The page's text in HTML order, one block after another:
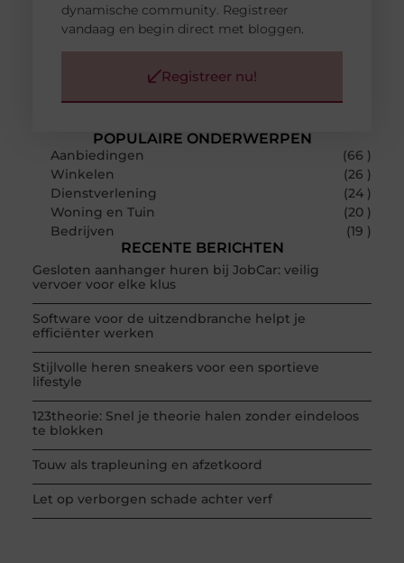
POPULAIRE ONDERWERPEN
Aanbiedingen
(66 )
Winkelen
(26 )
Dienstverlening
(24 )
Woning en Tuin
(20 )
Bedrijven
(19 )
RECENTE BERICHTEN
Gesloten aanhanger huren bij JobCar: veilig
vervoer voor elke klus
Software voor de uitzendbranche helpt je
efficiënter werken
Stijlvolle heren sneakers voor een sportieve
lifestyle
123theorie: Snel je theorie halen zonder eindeloos
te blokken
Touw als trapleuning en afzetkoord
Let op verborgen schade achter verf
dynamische community. Registreer
vandaag en begin direct met bloggen.
Registreer nu!